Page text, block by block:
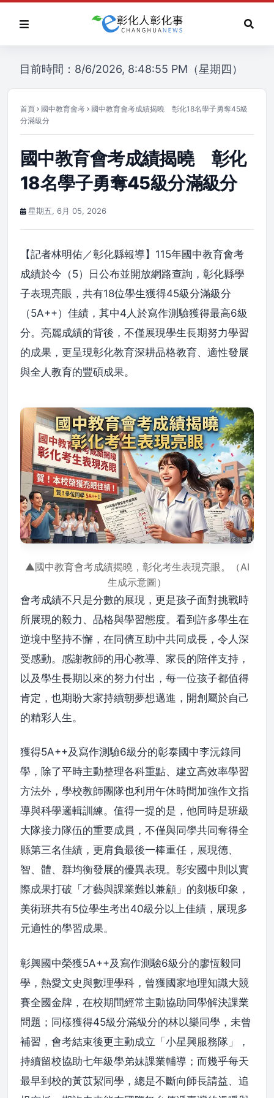
目前時間：8/6/2026, 8:48:55 PM（星期四）
首頁 國中教育會考
國中教育會考成績揭曉 彰化18名學子勇奪45級
分滿級分
國中教育會考成績揭曉 彰化
18名學子勇奪45級分滿級分
星期五, 6月 05, 2026
【記者林明佑／彰化縣報導】115年國中教育會考
成績於今（5）日公布並開放網路查詢，彰化縣學
子表現亮眼，共有18位學生獲得45級分滿級分
（5A++）佳績，其中4人於寫作測驗獲得最高6級
分。亮麗成績的背後，不僅展現學生長期努力學習
的成果，更呈現彰化教育深耕品格教育、適性發展
與全人教育的豐碩成果。
▲國中教育會考成績揭曉，彰化考生表現亮眼。（AI
生成示意圖）
會考成績不只是分數的展現，更是孩子面對挑戰時
所展現的毅力、品格與學習態度。看到許多學生在
逆境中堅持不懈，在同儕互助中共同成長，令人深
受感動。感謝教師的用心教導、家長的陪伴支持，
以及學生長期以來的努力付出，每一位孩子都值得
肯定，也期盼大家持續朝夢想邁進，開創屬於自己
的精彩人生。
獲得5A++及寫作測驗6級分的彰泰國中李沅錄同
學，除了平時主動整理各科重點、建立高效率學習
方法外，學校教師團隊也利用午休時間加強作文指
導與科學邏輯訓練。值得一提的是，他同時是班級
大隊接力隊伍的重要成員，不僅與同學共同奪得全
縣第三名佳績，更肩負最後一棒重任，展現德、
智、體、群均衡發展的優異表現。彰安國中則以實
際成果打破「才藝與課業難以兼顧」的刻板印象，
美術班共有5位學生考出40級分以上佳績，展現多
元適性的學習成果。
彰興國中榮獲5A++及寫作測驗6級分的廖恆毅同
學，熱愛文史與數理學科，曾獲國家地理知識大競
賽全國金牌，在校期間經常主動協助同學解決課業
問題；同樣獲得45級分滿級分的林以樂同學，未曾
補習，會考結束後更主動成立「小星興服務隊」，
持續留校協助七年級學弟妹課業輔導；而幾乎每天
最早到校的黃苡絜同學，總是不斷向師長請益、追